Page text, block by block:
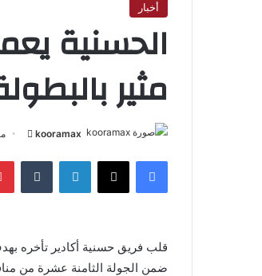
أخبار
الحسنية
مثير
kooramax
ل
ي
د
فيسبوك لينكدإن
قلب فريق حسنية أكادير تأخره
ضمن الجولة الثامنة عشرة من